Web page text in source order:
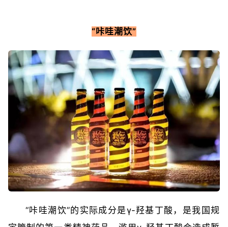
“咔哇潮饮”
“咔哇潮饮”的实际成分是γ-羟基丁酸，是我国规